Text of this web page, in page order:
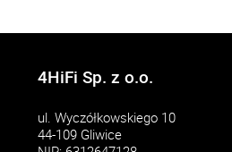
4HiFi Sp. z o.o.
ul. Wyczółkowskiego 10
44-109 Gliwice